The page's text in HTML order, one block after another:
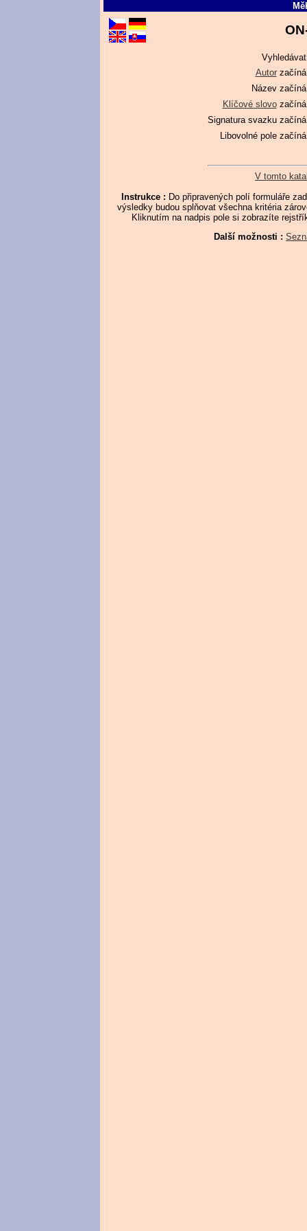
Autor
Název
Klíčové slovo
Signatura svazku
Libovolné pole
V tomto
Instrukce : Do připravených polí formuláře
výsledky budou splňovat všechna kritéria
Kliknutím na nadpis pole si zobrazíte
Další možnosti :